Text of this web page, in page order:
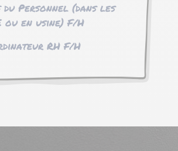
du Personnel (dans les
ou en usine) F/H
RH F/H